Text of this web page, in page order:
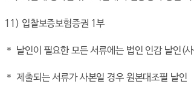
11) 입찰보증보험증권 1부
＊ 날인이 필요한 모든 서류에는 법인 인감 날인(
＊ 제출되는 서류가 사본일 경우 원본대조필 날인